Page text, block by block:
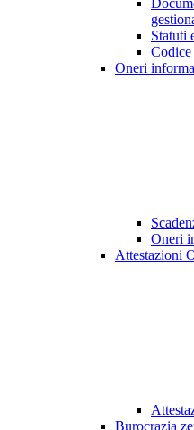
Statuti
Codice
Oneri
Oneri
Attestazioni
Burocrazia